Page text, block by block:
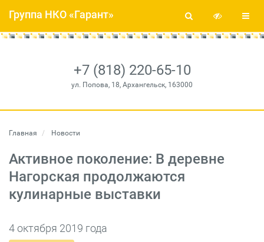
+7 (818) 220-65-10
ул. Попова, 18, Архангельск, 163000
Группа НКО «Гарант»
Главная Новости
Активное поколение: В деревне
Нагорская продолжаются
кулинарные выставки
4 октября 2019 года